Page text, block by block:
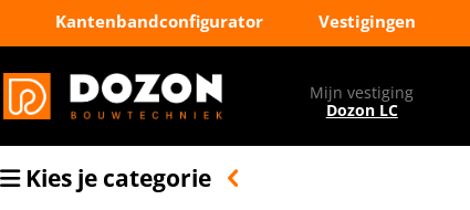
Kantenbandconfigurator Vestigingen
Mijn vestiging
Dozon LC
Kies je categorie